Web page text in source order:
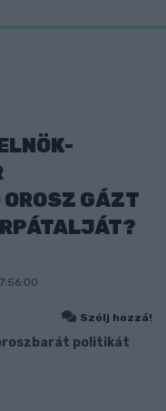
GÁZT
Szólj hozzá!
politikát